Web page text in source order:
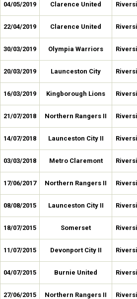
04/05/2019 Clarence United
22/04/2019 Clarence United
30/03/2019 Olympia Warriors
20/03/2019 Launceston City
16/03/2019 Kingborough Lions
21/07/2018 Northern Rangers II
14/07/2018 Launceston City II
03/03/2018 Metro Claremont
17/06/2017 Northern Rangers II
08/08/2015 Launceston City II
18/07/2015 Somerset
11/07/2015 Devonport City II
04/07/2015 Burnie United
27/06/2015 Northern Rangers II